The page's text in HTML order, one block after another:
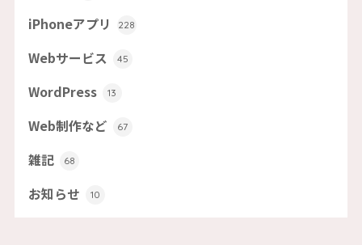
iPhoneアプリ 228
Webサービス 45
WordPress 13
Web制作など 67
雑記 68
お知らせ 10